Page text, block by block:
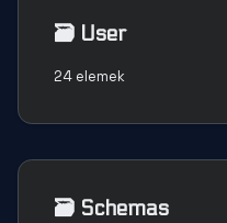
🗃️ User
24 elemek
🗃️ Schemas